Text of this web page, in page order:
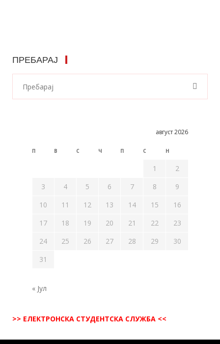
ПРЕБАРАЈ
август 2026
П В С Ч П С Н
1
2
3
4 5 6 7 8
9
10
11 12 13 14 15
16
17
18 19 20 21 22
23
24
25 26 27 28 29
30
31
« Јул
>> ЕЛЕКТРОНСКА СТУДЕНТСКА СЛУЖБА <<